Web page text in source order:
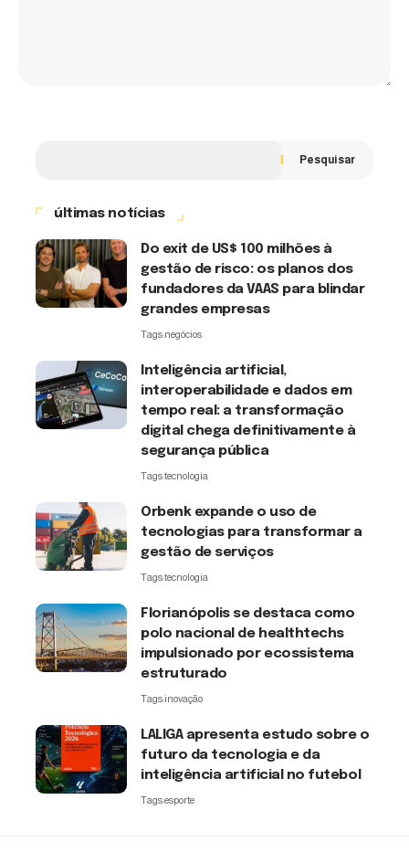
Pesquisar
últimas notícias
Do exit de US$ 100 milhões à
gestão de risco: os planos dos
fundadores da VAAS para blindar
grandes empresas
Tags:negócios
Inteligência artificial,
interoperabilidade e dados em
tempo real: a transformação
digital chega definitivamente à
segurança pública
Tags:tecnologia
Orbenk expande o uso de
tecnologias para transformar a
gestão de serviços
Tags:tecnologia
Florianópolis se destaca como
polo nacional de healthtechs
impulsionado por ecossistema
estruturado
Tags:inovação
LALIGA apresenta estudo sobre o
futuro da tecnologia e da
inteligência artificial no futebol
Tags:esporte